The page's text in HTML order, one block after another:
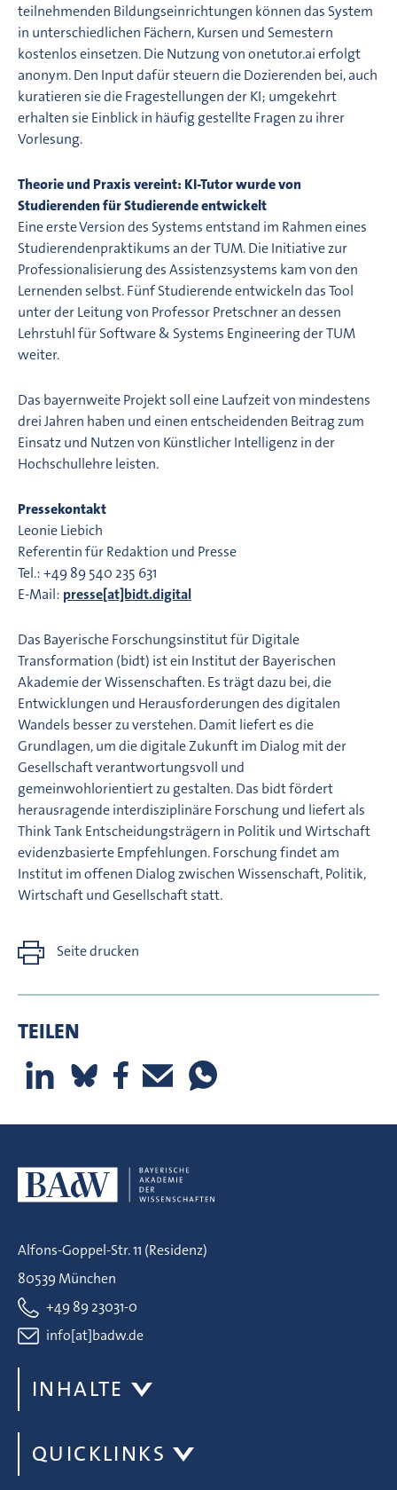
teilnehmenden Bildungseinrichtungen können das System
in unterschiedlichen Fächern, Kursen und Semestern
kostenlos einsetzen. Die Nutzung von onetutor.ai erfolgt
anonym. Den Input dafür steuern die Dozierenden bei, auch
kuratieren sie die Fragestellungen der KI; umgekehrt
erhalten sie Einblick in häufig gestellte Fragen zu ihrer
Vorlesung.
Theorie und Praxis vereint: KI-Tutor wurde von
Studierenden für Studierende entwickelt
Eine erste Version des Systems entstand im Rahmen eines
Studierendenpraktikums an der TUM. Die Initiative zur
Professionalisierung des Assistenzsystems kam von den
Lernenden selbst. Fünf Studierende entwickeln das Tool
unter der Leitung von Professor Pretschner an dessen
Lehrstuhl für Software & Systems Engineering der TUM
weiter.
Das bayernweite Projekt soll eine Laufzeit von mindestens
drei Jahren haben und einen entscheidenden Beitrag zum
Einsatz und Nutzen von Künstlicher Intelligenz in der
Hochschullehre leisten.
Pressekontakt
Leonie Liebich
Referentin für Redaktion und Presse
Tel.: +49 89 540 235 631
E-Mail: presse[at]bidt.digital
Das Bayerische Forschungsinstitut für Digitale
Transformation (bidt) ist ein Institut der Bayerischen
Akademie der Wissenschaften. Es trägt dazu bei, die
Entwicklungen und Herausforderungen des digitalen
Wandels besser zu verstehen. Damit liefert es die
Grundlagen, um die digitale Zukunft im Dialog mit der
Gesellschaft verantwortungsvoll und
gemeinwohlorientiert zu gestalten. Das bidt fördert
herausragende interdisziplinäre Forschung und liefert als
Think Tank Entscheidungsträgern in Politik und Wirtschaft
evidenzbasierte Empfehlungen. Forschung findet am
Institut im offenen Dialog zwischen Wissenschaft, Politik,
Wirtschaft und Gesellschaft statt.
Seite drucken
TEILEN
Alfons-Goppel-Str. 11 (Residenz)
80539 München
+49 89 23031-0
info[at]badw.de
INHALTE
QUICKLINKS